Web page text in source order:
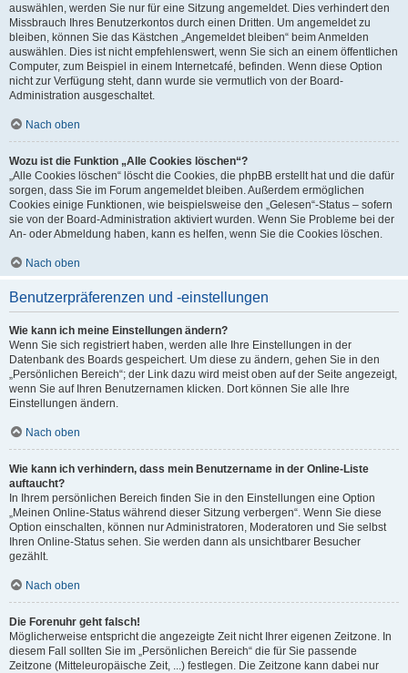
auswählen, werden Sie nur für eine Sitzung angemeldet. Dies verhindert den
Missbrauch Ihres Benutzerkontos durch einen Dritten. Um angemeldet zu
bleiben, können Sie das Kästchen „Angemeldet bleiben“ beim Anmelden
auswählen. Dies ist nicht empfehlenswert, wenn Sie sich an einem öffentlichen
Computer, zum Beispiel in einem Internetcafé, befinden. Wenn diese Option
nicht zur Verfügung steht, dann wurde sie vermutlich von der Board-
Administration ausgeschaltet.
Nach oben
Wozu ist die Funktion „Alle Cookies löschen“?
„Alle Cookies löschen“ löscht die Cookies, die phpBB erstellt hat und die dafür
sorgen, dass Sie im Forum angemeldet bleiben. Außerdem ermöglichen
Cookies einige Funktionen, wie beispielsweise den „Gelesen“-Status – sofern
sie von der Board-Administration aktiviert wurden. Wenn Sie Probleme bei der
An- oder Abmeldung haben, kann es helfen, wenn Sie die Cookies löschen.
Nach oben
Benutzerpräferenzen und -einstellungen
Wie kann ich meine Einstellungen ändern?
Wenn Sie sich registriert haben, werden alle Ihre Einstellungen in der
Datenbank des Boards gespeichert. Um diese zu ändern, gehen Sie in den
„Persönlichen Bereich“; der Link dazu wird meist oben auf der Seite angezeigt,
wenn Sie auf Ihren Benutzernamen klicken. Dort können Sie alle Ihre
Einstellungen ändern.
Nach oben
Wie kann ich verhindern, dass mein Benutzername in der Online-Liste
auftaucht?
In Ihrem persönlichen Bereich finden Sie in den Einstellungen eine Option
„Meinen Online-Status während dieser Sitzung verbergen“. Wenn Sie diese
Option einschalten, können nur Administratoren, Moderatoren und Sie selbst
Ihren Online-Status sehen. Sie werden dann als unsichtbarer Besucher
gezählt.
Nach oben
Die Forenuhr geht falsch!
Möglicherweise entspricht die angezeigte Zeit nicht Ihrer eigenen Zeitzone. In
diesem Fall sollten Sie im „Persönlichen Bereich“ die für Sie passende
Zeitzone (Mitteleuropäische Zeit, ...) festlegen. Die Zeitzone kann dabei nur